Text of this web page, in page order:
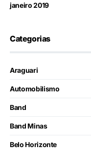
janeiro 2019
Categorias
Araguari
Automobilismo
Band
Band Minas
Belo Horizonte